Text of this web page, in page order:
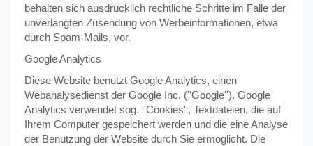
behalten sich ausdrücklich rechtliche Schritte im Falle der
unverlangten Zusendung von Werbeinformationen, etwa
durch Spam-Mails, vor.
Google Analytics
Diese Website benutzt Google Analytics, einen
Webanalysedienst der Google Inc. (''Google''). Google
Analytics verwendet sog. ''Cookies'', Textdateien, die auf
Ihrem Computer gespeichert werden und die eine Analyse
der Benutzung der Website durch Sie ermöglicht. Die